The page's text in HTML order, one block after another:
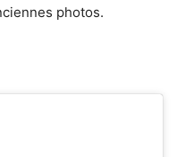
photos.